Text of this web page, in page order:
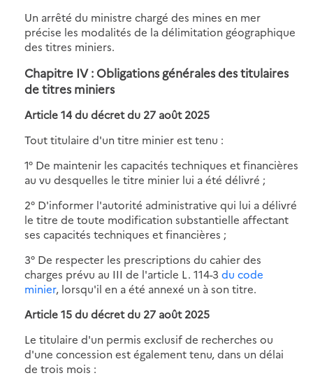
Un arrêté du ministre chargé des mines en mer
précise les modalités de la délimitation géographique
des titres miniers.
Chapitre IV : Obligations générales des titulaires
de titres miniers
Article 14 du décret du 27 août 2025
Tout titulaire d'un titre minier est tenu :
1° De maintenir les capacités techniques et financières
au vu desquelles le titre minier lui a été délivré ;
2° D'informer l'autorité administrative qui lui a délivré
le titre de toute modification substantielle affectant
ses capacités techniques et financières ;
3° De respecter les prescriptions du cahier des
charges prévu au III de l'article L. 114-3 du code
minier, lorsqu'il en a été annexé un à son titre.
Article 15 du décret du 27 août 2025
Le titulaire d'un permis exclusif de recherches ou
d'une concession est également tenu, dans un délai
de trois mois :